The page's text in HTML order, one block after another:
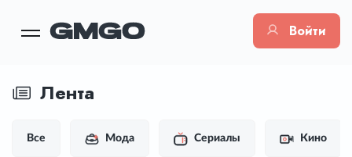
Войти
Лента
Все Мода Сериалы Кино